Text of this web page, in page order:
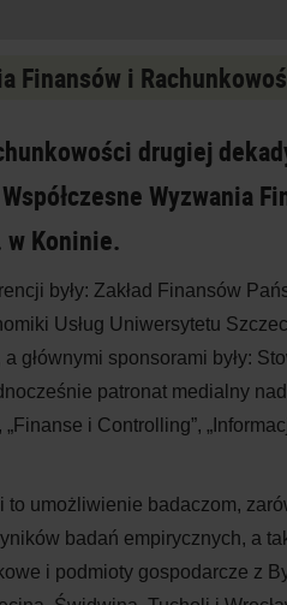
Finansów i
drugiej
Wyzwania
Koninie.
były: Zakład Finansów
Usług Uniwersytetu
głównymi sponsorami były:
patronat medialny
i Controlling”,
to umożliwienie badaczom,
badań empirycznych, a
i podmioty gospodarcze z